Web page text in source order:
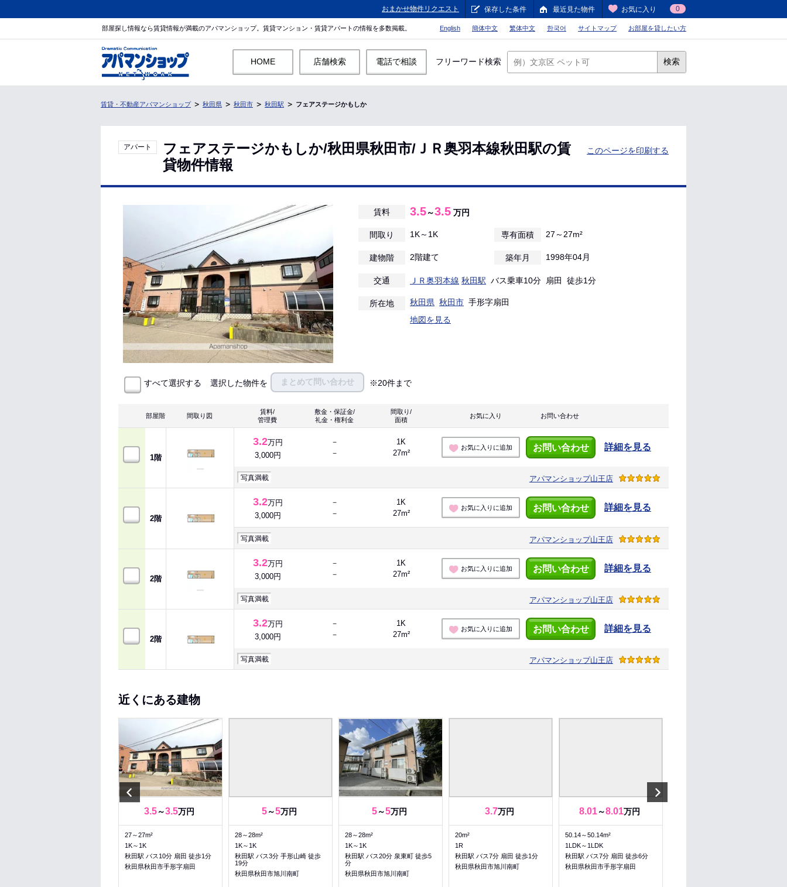
おまかせ物件リクエスト 保存した条件 最近見た物件 お気に入り 0
部屋探し情報なら賃貸情報が満載のアパマンショップ。賃貸マンション・賃貸アパートの情報を多数掲載。 English 簡体中文 繁体中文 한국어 サイトマップ お部屋を貸したい方
HOME 店舗検索 電話で相談 フリーワード検索 検索
賃貸・不動産アパマンショップ 秋田県 秋田市 秋田駅 フェアステージかもしか
アパート
フェアステージかもしか/秋田県秋田市/ＪＲ奥羽本線秋田駅の賃
貸物件情報
このページを印刷する
賃料 3.5～3.5 万円
間取り 1K～1K 専有面積 27～27m²
建物階 2階建て 築年月 1998年04月
交通 ＪＲ奥羽本線 秋田駅 バス乗車10分 扇田 徒歩1分
所在地 秋田県 秋田市 手形字扇田
地図を見る
すべて選択する 選択した物件を まとめて問い合わせ ※20件まで
部屋階 間取り図
賃料/
管理費
敷金・保証金/
礼金・権利金
間取り/
面積
お気に入り お問い合わせ
1階
3.2万円
3,000円
－
－
1K
27m²
お気に入りに追加 お問い合わせ 詳細を見る
写真満載 アパマンショップ山王店
2階
3.2万円
3,000円
－
－
1K
27m²
お気に入りに追加 お問い合わせ 詳細を見る
写真満載 アパマンショップ山王店
2階
3.2万円
3,000円
－
－
1K
27m²
お気に入りに追加 お問い合わせ 詳細を見る
写真満載 アパマンショップ山王店
2階
3.2万円
3,000円
－
－
1K
27m²
お気に入りに追加 お問い合わせ 詳細を見る
写真満載 アパマンショップ山王店
近くにある建物
Previous
3.5～3.5万円
27～27m²
1K～1K
秋田駅 バス10分 扇田 徒歩1分
秋田県秋田市手形字扇田
5～5万円
28～28m²
1K～1K
秋田駅 バス3分 手形山崎 徒歩
19分
秋田県秋田市旭川南町
5～5万円
28～28m²
1K～1K
秋田駅 バス20分 泉東町 徒歩5
分
秋田県秋田市旭川南町
3.7万円
20m²
1R
秋田駅 バス7分 扇田 徒歩1分
秋田県秋田市旭川南町
8.01～8.01万円
50.14～50.14m²
1LDK～1LDK
秋田駅 バス7分 扇田 徒歩6分
秋田県秋田市手形字扇田